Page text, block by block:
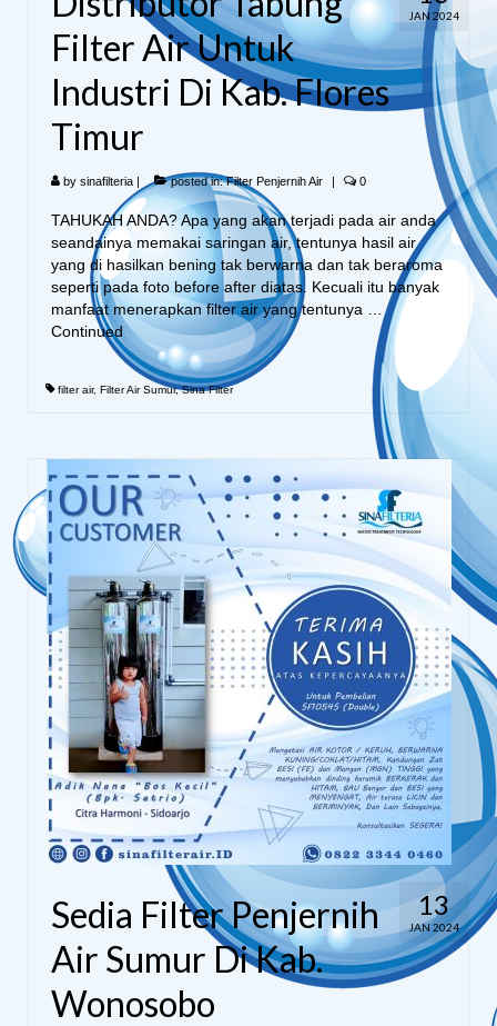
JAN 2024
Filter Air Untuk
Industri Di Kab. Flores
Timur
by sinafilteria | posted in:Filter Penjernih Air | 0
TAHUKAH ANDA? Apa yang akan terjadi pada air anda
seandainya memakai saringan air, tentunya hasil air
yang di hasilkan bening tak berwarna dan tak beraroma
seperti pada foto before after diatas. Kecuali itu banyak
manfaat menerapkan filter air yang tentunya …
Continued
filter air, Filter Air Sumur,Sina Filter
13
JAN 2024
Sedia Filter Penjernih
Air Sumur Di Kab.
Wonosobo